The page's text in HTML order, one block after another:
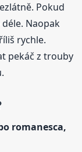
Pokud
Naopak
rychle.
pekáč z trouby
romanesca,